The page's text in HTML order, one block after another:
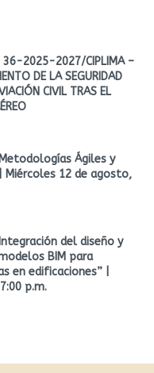
36-2025-2027/CIPLIMA –
DE LA SEGURIDAD
CIVIL TRAS EL
Ágiles y
Miércoles 12 de agosto,
del diseño y
BIM para
en edificaciones” |
p.m.